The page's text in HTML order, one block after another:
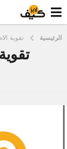
الرئيسية تقوية